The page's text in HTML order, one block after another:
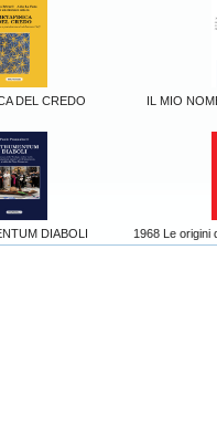
DEL CREDO IL MIO
DIABOLI 1968 Le origini